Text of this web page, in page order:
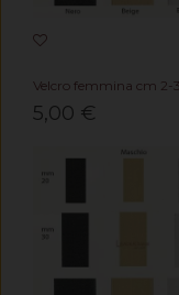
Velcro femmina cm 2-
5,00 €